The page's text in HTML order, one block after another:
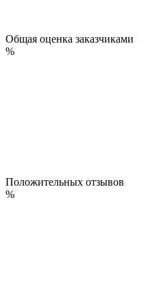
Общая оценка заказчиками
%
Положительных отзывов
%